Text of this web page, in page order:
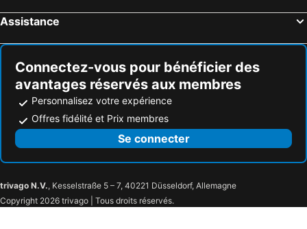
Assistance
Connectez-vous pour bénéficier des
avantages réservés aux membres
Personnalisez votre expérience
Offres fidélité et Prix membres
Se connecter
trivago N.V., Kesselstraße 5 – 7, 40221 Düsseldorf, Allemagne
Copyright 2026 trivago | Tous droits réservés.